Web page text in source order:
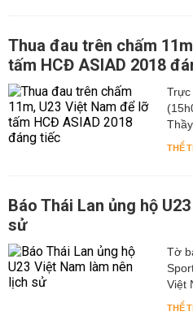
Thua đau trên chấm
tấm HCĐ ASIAD 2018
Trực
THỂ
Báo Thái Lan ủng hộ
sử
Tờ
Việt
THỂ